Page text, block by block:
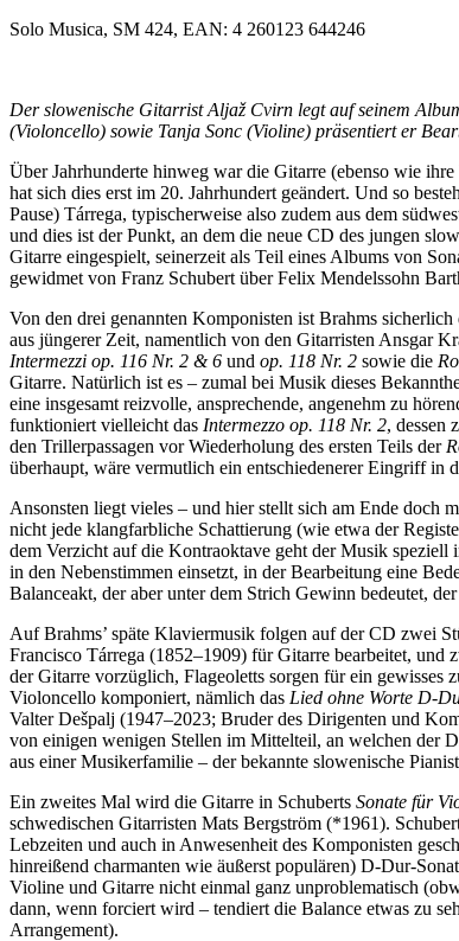
Solo Musica, SM 424, EAN: 4 260123 644246
Der slowenische Gitarrist Aljaž Cvirn legt auf seinem
(Violoncello) sowie Tanja Sonc (Violine) präsentiert er
Über Jahrhunderte hinweg war die Gitarre (ebenso wie
hat sich dies erst im 20. Jahrhundert geändert. Und so
Pause) Tárrega, typischerweise also zudem aus dem
und dies ist der Punkt, an dem die neue CD des jungen
Gitarre eingespielt, seinerzeit als Teil eines Albums von
gewidmet von Franz Schubert über Felix Mendelssohn
Von den drei genannten Komponisten ist Brahms
aus jüngerer Zeit, namentlich von den Gitarristen Ansgar
Intermezzi op. 116 Nr. 2 & 6 und op. 118 Nr. 2 sowie die
Gitarre. Natürlich ist es – zumal bei Musik dieses
eine insgesamt reizvolle, ansprechende, angenehm zu
funktioniert vielleicht das Intermezzo op. 118 Nr. 2, dessen
den Trillerpassagen vor Wiederholung des ersten Teils der
überhaupt, wäre vermutlich ein entschiedenerer Eingriff in
Ansonsten liegt vieles – und hier stellt sich am Ende doch
nicht jede klangfarbliche Schattierung (wie etwa der
dem Verzicht auf die Kontraoktave geht der Musik speziell
in den Nebenstimmen einsetzt, in der Bearbeitung eine
Balanceakt, der aber unter dem Strich Gewinn bedeutet,
Auf Brahms’ späte Klaviermusik folgen auf der CD zwei
Francisco Tárrega (1852–1909) für Gitarre bearbeitet, und
der Gitarre vorzüglich, Flageoletts sorgen für ein gewisses
Violoncello komponiert, nämlich das Lied ohne Worte D-
Valter Dešpalj (1947–2023; Bruder des Dirigenten und
von einigen wenigen Stellen im Mittelteil, an welchen der
aus einer Musikerfamilie – der bekannte slowenische
Ein zweites Mal wird die Gitarre in Schuberts Sonate für
schwedischen Gitarristen Mats Bergström (*1961).
Lebzeiten und auch in Anwesenheit des Komponisten
hinreißend charmanten wie äußerst populären) D-Dur-
Violine und Gitarre nicht einmal ganz unproblematisch
dann, wenn forciert wird – tendiert die Balance etwas zu
Arrangement).